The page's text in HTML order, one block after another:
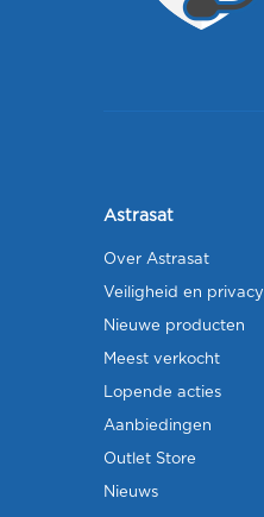
Astrasat
Over Astrasat
Veiligheid en privacy
Nieuwe producten
Meest verkocht
Lopende acties
Aanbiedingen
Outlet Store
Nieuws